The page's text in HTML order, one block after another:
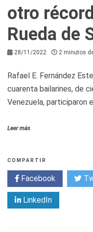
otro
Rueda de
28/11/2022 2 minutos
Rafael E. Fernández
cuarenta bailarines, de
Venezuela, participaron
Leer más
COMPARTIR
Facebook
LinkedIn